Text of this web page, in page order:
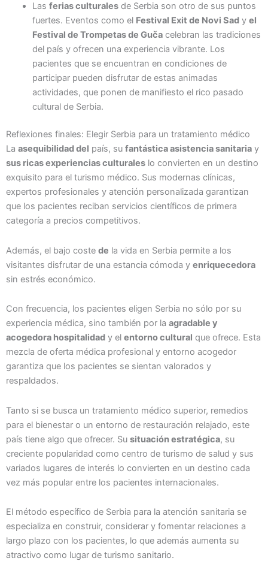
Las ferias culturalesde Serbia son otro de sus puntos
fuertes. Eventos como el Festival Exit de Novi Sad y el
Festival de Trompetas de Gučacelebran las tradiciones
del país y ofrecen una experiencia vibrante. Los
pacientes que se encuentran en condiciones de
participar pueden disfrutar de estas animadas
actividades, que ponen de manifiesto el rico pasado
cultural de Serbia.
Reflexiones finales: Elegir Serbia para un tratamiento médico
La asequibilidad del país, su fantástica asistencia sanitaria y
sus ricas experiencias culturales lo convierten en un destino
exquisito para el turismo médico. Sus modernas clínicas,
expertos profesionales y atención personalizada garantizan
que los pacientes reciban servicios científicos de primera
categoría a precios competitivos.
Además, el bajo coste de la vida en Serbia permite a los
visitantes disfrutar de una estancia cómoda y enriquecedora
sin estrés económico.
Con frecuencia, los pacientes eligen Serbia no sólo por su
experiencia médica, sino también por la agradable y
acogedora hospitalidad y el entorno cultural que ofrece. Esta
mezcla de oferta médica profesional y entorno acogedor
garantiza que los pacientes se sientan valorados y
respaldados.
Tanto si se busca un tratamiento médico superior, remedios
para el bienestar o un entorno de restauración relajado, este
país tiene algo que ofrecer. Su situación estratégica, su
creciente popularidad como centro de turismo de salud y sus
variados lugares de interés lo convierten en un destino cada
vez más popular entre los pacientes internacionales.
El método específico de Serbia para la atención sanitaria se
especializa en construir, considerar y fomentar relaciones a
largo plazo con los pacientes, lo que además aumenta su
atractivo como lugar de turismo sanitario.